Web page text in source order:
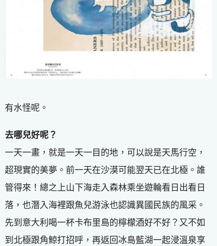
有水怪呢。
去哪兒好呢？
一天一畫，就是一天一目的地，可以說是天馬行空，
超現實的美夢。前一天在沙漠可能翌天已在北極。誰
管得來！總之上山下海走入森林乘坐遊輪看日出看日
落，也潛入海裡跟魚兒游泳也認識異國民族的風采。
先到意大利喝一杯卡布里島的檸檬酒好不好？又不如
到北極跟角鯨打招呼，再返回冰島藍湖一起浸溫泉享